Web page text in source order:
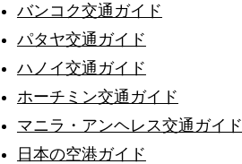
バンコク交通ガイド
パタヤ交通ガイド
ハノイ交通ガイド
ホーチミン交通ガイド
マニラ・アンヘレス交通ガイド
日本の空港ガイド